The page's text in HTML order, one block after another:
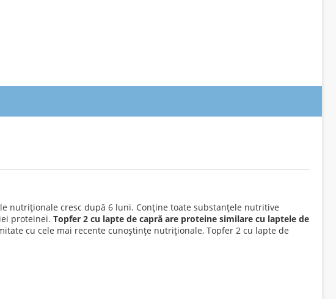
nutriționale cresc după 6 luni. Conține toate substanțele nutritive
proteinei. Topfer 2 cu lapte de capră are proteine similare cu laptele de
cu cele mai recente cunoștințe nutriționale, Topfer 2 cu lapte de